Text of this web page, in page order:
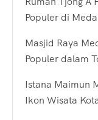
Populer di
Masjid Raya
Populer dalam
Istana Maimun
Ikon Wisata